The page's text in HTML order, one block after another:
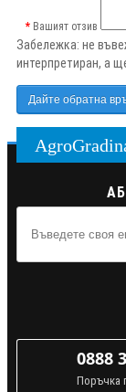
Вашият отзив
Забележка: не
интерпретиран, а
Дайте обратна
0888
Поръчка